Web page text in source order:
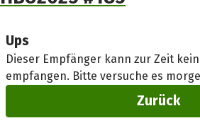
Ups
Dieser Empfänger kann zur Zeit
empfangen. Bitte versuche es
Zurück